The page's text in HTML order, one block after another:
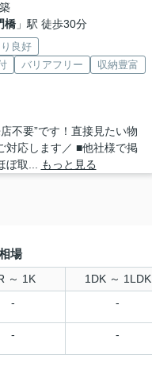
橋」駅 徒歩30分
良好
バリアフリー
収納豊富
不要”です！直接見たい物
対応します／ ■他社様で掲
ぼ取...
もっと見る
場
～ 1K 1DK ～ 1LDK
- -
- -